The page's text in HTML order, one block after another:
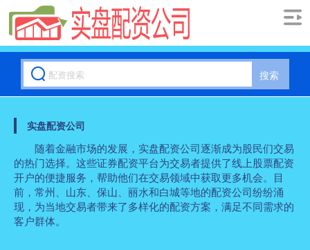
搜索
实盘配资公司
随着金融市场的发展，实盘配资公司逐渐成为股民们交易
的热门选择。这些证券配资平台为交易者提供了线上股票配资
开户的便捷服务，帮助他们在交易领域中获取更多机会。目
前，常州、山东、保山、丽水和白城等地的配资公司纷纷涌
现，为当地交易者带来了多样化的配资方案，满足不同需求的
客户群体。